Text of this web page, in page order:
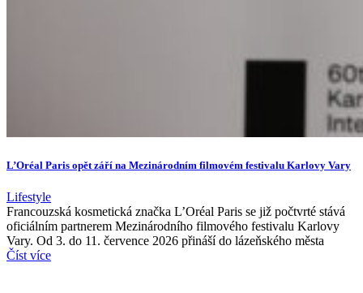
L’Oréal Paris opět září na Mezinárodním filmovém festivalu Karlovy Vary
Lifestyle
Francouzská kosmetická značka L’Oréal Paris se již počtvrté stává
oficiálním partnerem Mezinárodního filmového festivalu Karlovy
Vary. Od 3. do 11. července 2026 přináší do lázeňského města
Číst více